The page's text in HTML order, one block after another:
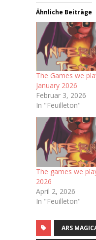
Ähnliche Beiträge
The Games we
January 2026
Februar 3, 2026
In "Feuilleton"
The games we
2026
April 2, 2026
In "Feuilleton"
ARS